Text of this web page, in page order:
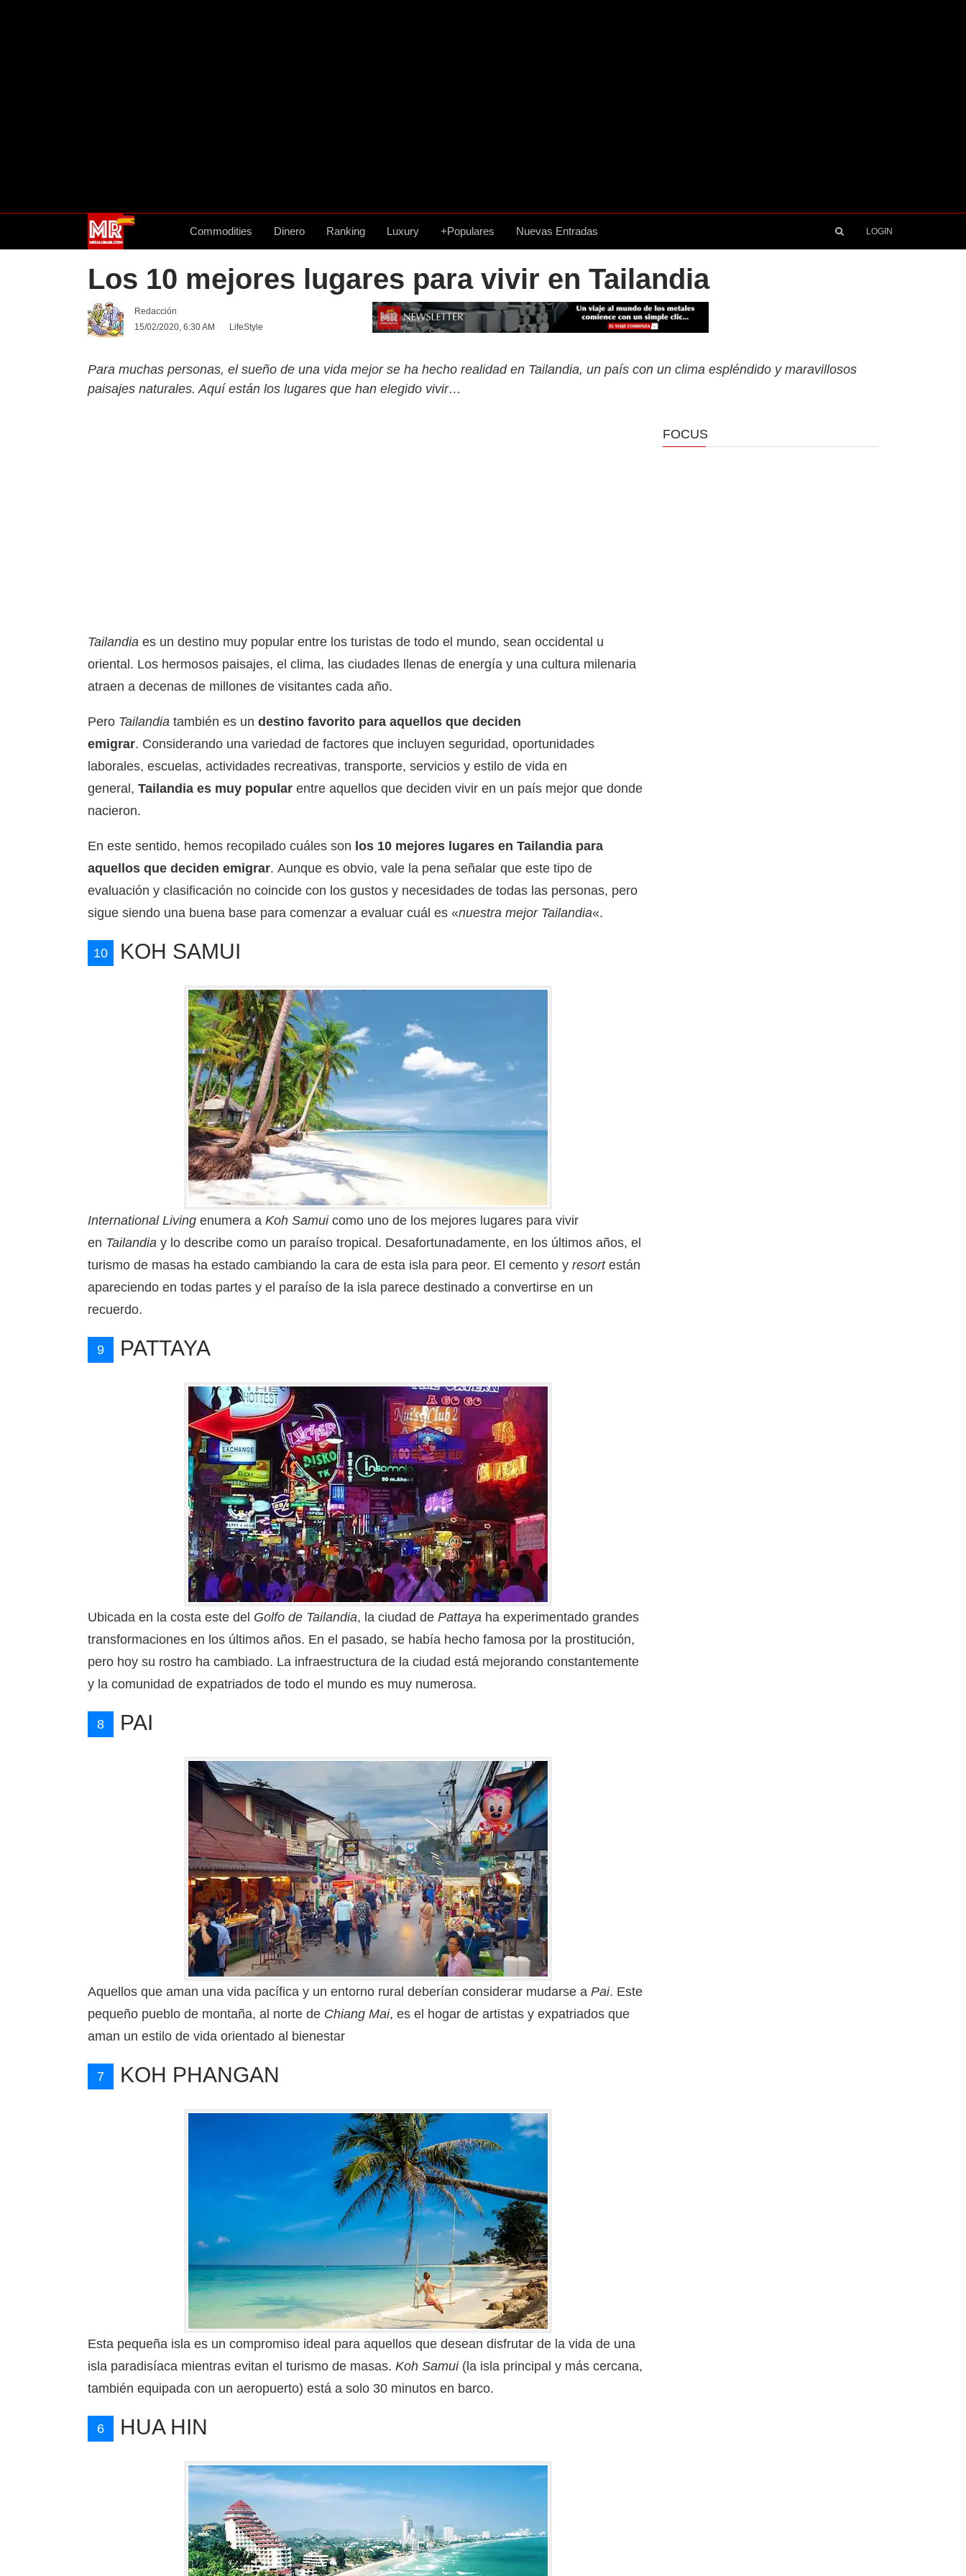
Commodities Dinero Ranking Luxury +Populares Nuevas Entradas LOGIN
Los 10 mejores lugares para vivir en Tailandia
Redacción
15/02/2020, 6:30 AM
LifeStyle
Para muchas personas, el sueño de una vida mejor se ha hecho realidad en Tailandia, un país con un clima espléndido y maravillosos
paisajes naturales. Aquí están los lugares que han elegido vivir…
Tailandia es un destino muy popular entre los turistas de todo el mundo, sean occidental u
oriental. Los hermosos paisajes, el clima, las ciudades llenas de energía y una cultura milenaria
atraen a decenas de millones de visitantes cada año.
Pero Tailandia también es un destino favorito para aquellos que deciden
emigrar. Considerando una variedad de factores que incluyen seguridad, oportunidades
laborales, escuelas, actividades recreativas, transporte, servicios y estilo de vida en
general, Tailandia es muy popular entre aquellos que deciden vivir en un país mejor que donde
nacieron.
En este sentido, hemos recopilado cuáles son los 10 mejores lugares en Tailandia para
aquellos que deciden emigrar. Aunque es obvio, vale la pena señalar que este tipo de
evaluación y clasificación no coincide con los gustos y necesidades de todas las personas, pero
sigue siendo una buena base para comenzar a evaluar cuál es «nuestra mejor Tailandia«.
10 KOH SAMUI
International Living enumera a Koh Samuicomo uno de los mejores lugares para vivir
en Tailandia y lo describe como un paraíso tropical. Desafortunadamente, en los últimos años, el
turismo de masas ha estado cambiando la cara de esta isla para peor. El cemento y resortestán
apareciendo en todas partes y el paraíso de la isla parece destinado a convertirse en un
recuerdo.
9 PATTAYA
Ubicada en la costa este del Golfo de Tailandia, la ciudad de Pattaya ha experimentado grandes
transformaciones en los últimos años. En el pasado, se había hecho famosa por la prostitución,
pero hoy su rostro ha cambiado. La infraestructura de la ciudad está mejorando constantemente
y la comunidad de expatriados de todo el mundo es muy numerosa.
8 PAI
Aquellos que aman una vida pacífica y un entorno rural deberían considerar mudarse a Pai. Este
pequeño pueblo de montaña, al norte de Chiang Mai, es el hogar de artistas y expatriados que
aman un estilo de vida orientado al bienestar
7 KOH PHANGAN
Esta pequeña isla es un compromiso ideal para aquellos que desean disfrutar de la vida de una
isla paradisíaca mientras evitan el turismo de masas. Koh Samui(la isla principal y más cercana,
también equipada con un aeropuerto) está a solo 30 minutos en barco.
6 HUA HIN
FOCUS